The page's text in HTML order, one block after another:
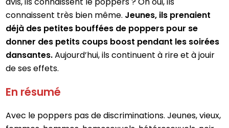
connaissent très bien même. Jeunes, ils prenaient
déjà des petites bouffées de poppers pour se
donner des petits coups boost pendant les soirées
dansantes.Aujourd’hui, ils continuent à rire et à jouir
de ses effets.
En résumé
Avec le poppers pas de discriminations. Jeunes, vieux,